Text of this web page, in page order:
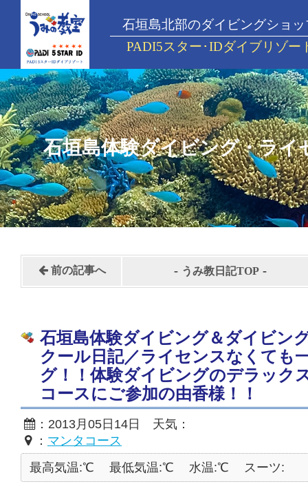
石垣島北部のダイビングショッ
PADI5スター･IDダイブリゾー
石垣島体験ダイビング・ライ
前の記事へ - うみ教日記TOP -
石垣島体験ダイビング＆ダイビン
クール日記／ライセンスなくても
グ！！体験ダイビングのデラック
コースにご参加の由香様！！
：2013月05日14日 天気：
： マンタコース
最高気温:℃
最低気温:℃ 水温:℃ スーツ: